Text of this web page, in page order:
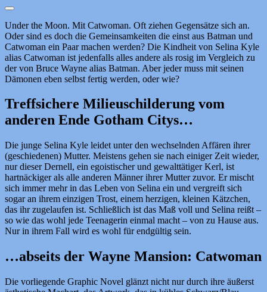
Under the Moon. Mit Catwoman. Oft ziehen Gegensätze sich an.
Oder sind es doch die Gemeinsamkeiten die einst aus Batman und
Catwoman ein Paar machen werden? Die Kindheit von Selina Kyle
alias Catwoman ist jedenfalls alles andere als rosig im Vergleich zu
der von Bruce Wayne alias Batman. Aber jeder muss mit seinen
Dämonen eben selbst fertig werden, oder wie?
Treffsichere Milieuschilderung vom
anderen Ende Gotham Citys…
Die junge Selina Kyle leidet unter den wechselnden Affären ihrer
(geschiedenen) Mutter. Meistens gehen sie nach einiger Zeit wieder,
nur dieser Dernell, ein egoistischer und gewalttätiger Kerl, ist
hartnäckiger als alle anderen Männer ihrer Mutter zuvor. Er mischt
sich immer mehr in das Leben von Selina ein und vergreift sich
sogar an ihrem einzigen Trost, einem herzigen, kleinen Kätzchen,
das ihr zugelaufen ist. Schließlich ist das Maß voll und Selina reißt –
so wie das wohl jede Teenagerin einmal macht – von zu Hause aus.
Nur in ihrem Fall wird es wohl für endgültig sein.
…abseits der Wayne Mansion: Catwoman
Die vorliegende Graphic Novel glänzt nicht nur durch ihre äußerst